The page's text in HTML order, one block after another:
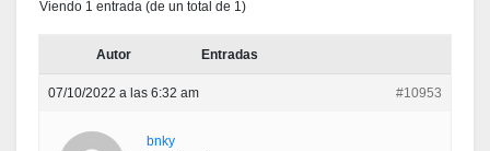
Viendo 1 entrada (de un total de 1)
Autor Entradas
07/10/2022 a las 6:32 am #10953
bnky